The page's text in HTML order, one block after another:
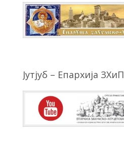
Јутјуб – Епархија ЗХиП